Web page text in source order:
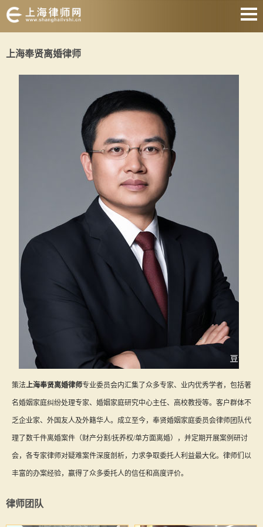
房产纠纷
合同纠纷
征地拆迁
劳动纠纷
关于我们
上海奉贤离婚律师
策法上海奉贤离婚律师专业委员会内汇集了众多专家、业内优秀学者，包括著
名婚姻家庭纠纷处理专家、婚姻家庭研究中心主任、高校教授等。客户群体不
乏企业家、外国友人及外籍华人。成立至今，奉贤婚姻家庭委员会律师团队代
理了数千件离婚案件（财产分割/抚养权/单方面离婚），并定期开展案例研讨
会，各专家律师对疑难案件深度剖析，力求争取委托人利益最大化。律师们以
丰富的办案经验，赢得了众多委托人的信任和高度评价。
律师团队